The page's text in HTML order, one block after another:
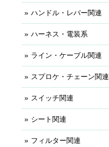
ハンドル・レバー関連
ハーネス・電装系
ライン・ケーブル関連
スプロケ・チェーン関連
スイッチ関連
シート関連
フィルター関連